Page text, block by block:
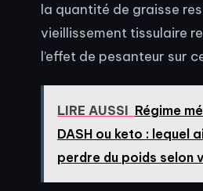
la quantité de graisse
vieillissement tissulaire
l’effet de pesanteur sur
LIRE AUSSI Régime
DASH ou keto : lequel
perdre du poids selon